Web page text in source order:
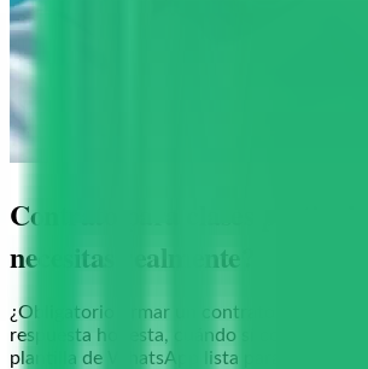
Contrato para clases
necesitas realmente?
¿Obligatorio firmar un contrato con tus
respuesta honesta, cuándo sí conviene
plantilla de WhatsApp lista para copiar.